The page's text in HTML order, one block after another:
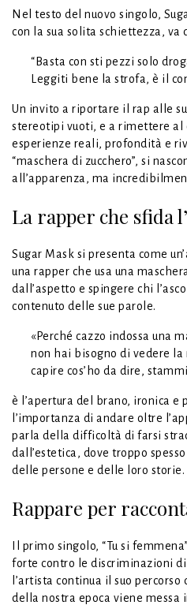
Nel testo del nuovo singolo,
con la sua solita schiettezza, va
“Basta con sti pezzi solo
Leggiti bene la strofa, è il
Un invito a riportare il rap alle
stereotipi vuoti, e a rimettere al
esperienze reali, profondità e
“maschera di zucchero”, si
all’apparenza, ma
La rapper che sfida
Sugar Mask si presenta come
una rapper che usa una
dall’aspetto e spingere chi
contenuto delle sue parole.
«Perché cazzo indossa una
non hai bisogno di vedere la
capire cos’ho da dire,
è l’apertura del brano, ironica e
l’importanza di andare oltre
parla della difficoltà di farsi
dall’estetica, dove troppo
delle persone e delle loro storie.
Rappare per
Il primo singolo, “Tu si
forte contro le discriminazioni di
l’artista continua il suo
della nostra epoca viene messa